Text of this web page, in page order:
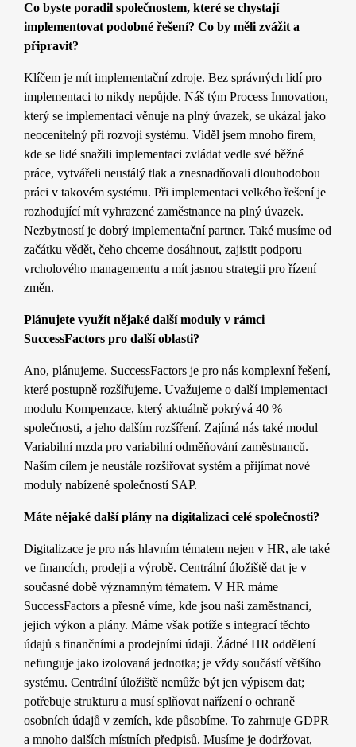
Co byste poradil společnostem, které se chystají
implementovat podobné řešení? Co by měli zvážit a
připravit?
Klíčem je mít implementační zdroje. Bez správných lidí pro
implementaci to nikdy nepůjde. Náš tým Process Innovation,
který se implementaci věnuje na plný úvazek, se ukázal jako
neocenitelný při rozvoji systému. Viděl jsem mnoho firem,
kde se lidé snažili implementaci zvládat vedle své běžné
práce, vytvářeli neustálý tlak a znesnadňovali dlouhodobou
práci v takovém systému. Při implementaci velkého řešení je
rozhodující mít vyhrazené zaměstnance na plný úvazek.
Nezbytností je dobrý implementační partner. Také musíme od
začátku vědět, čeho chceme dosáhnout, zajistit podporu
vrcholového managementu a mít jasnou strategii pro řízení
změn.
Plánujete využít nějaké další moduly v rámci
SuccessFactors pro další oblasti?
Ano, plánujeme. SuccessFactors je pro nás komplexní řešení,
které postupně rozšiřujeme. Uvažujeme o další implementaci
modulu Kompenzace, který aktuálně pokrývá 40 %
společnosti, a jeho dalším rozšíření. Zajímá nás také modul
Variabilní mzda pro variabilní odměňování zaměstnanců.
Naším cílem je neustále rozšiřovat systém a přijímat nové
moduly nabízené společností SAP.
Máte nějaké další plány na digitalizaci celé společnosti?
Digitalizace je pro nás hlavním tématem nejen v HR, ale také
ve financích, prodeji a výrobě. Centrální úložiště dat je v
současné době významným tématem. V HR máme
SuccessFactors a přesně víme, kde jsou naši zaměstnanci,
jejich výkon a plány. Máme však potíže s integrací těchto
údajů s finančními a prodejními údaji. Žádné HR oddělení
nefunguje jako izolovaná jednotka; je vždy součástí většího
systému. Centrální úložiště nemůže být jen výpisem dat;
potřebuje strukturu a musí splňovat nařízení o ochraně
osobních údajů v zemích, kde působíme. To zahrnuje GDPR
a mnoho dalších místních předpisů. Musíme je dodržovat,